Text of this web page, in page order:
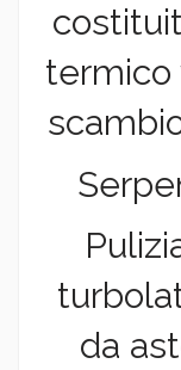
termico
da